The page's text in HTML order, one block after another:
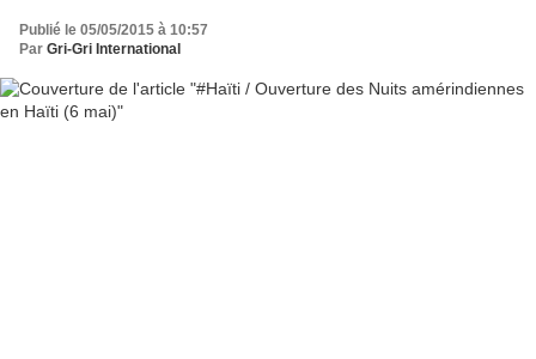
Publié le 05/05/2015 à 10:57
Par Gri-Gri International